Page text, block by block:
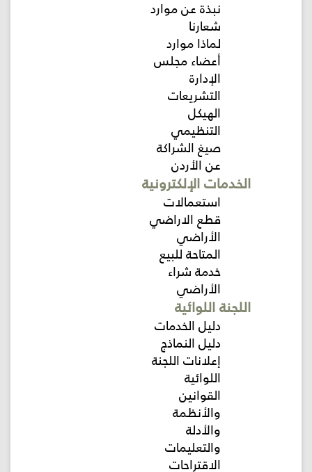
نبذة عن موارد
شعارنا
لماذا موارد
أعضاء مجلس
الإدارة
التشريعات
الهيكل
التنظيمي
صيغ الشراكة
عن الأردن
الخدمات الإلكترونية
استعمالات
قطع الاراضي
الأراضي
المتاحة للبيع
خدمة شراء
الأراضي
اللجنة اللوائية
دليل الخدمات
دليل النماذج
إعلانات اللجنة
اللوائية
القوانين
والأنظمة
والأدلة
والتعليمات
الاقتراحات